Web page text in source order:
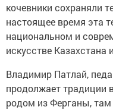
кочевники сохраняли
настоящее время эта
национальном и
искусстве Казахстана
Владимир Патлай,
продолжает традиции
родом из Ферганы,